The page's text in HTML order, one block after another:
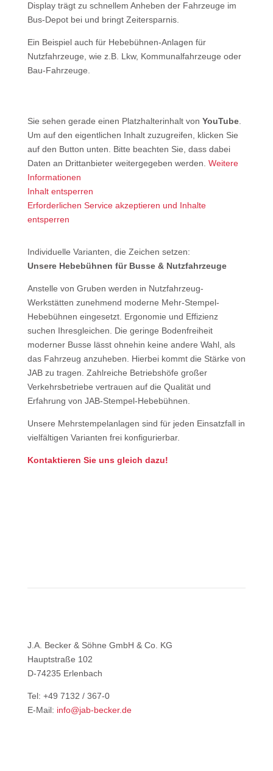
Display trägt zu schnellem Anheben der Fahrzeuge im
Bus-Depot bei und bringt Zeitersparnis.
Ein Beispiel auch für Hebebühnen-Anlagen für
Nutzfahrzeuge, wie z.B. Lkw, Kommunalfahrzeuge oder
Bau-Fahrzeuge.
Sie sehen gerade einen Platzhalterinhalt von YouTube.
Um auf den eigentlichen Inhalt zuzugreifen, klicken Sie
auf den Button unten. Bitte beachten Sie, dass dabei
Daten an Drittanbieter weitergegeben werden. Weitere
Informationen
Inhalt entsperren
Erforderlichen Service akzeptieren und Inhalte
entsperren
Individuelle Varianten, die Zeichen setzen:
Unsere Hebebühnen für Busse & Nutzfahrzeuge
Anstelle von Gruben werden in Nutzfahrzeug-
Werkstätten zunehmend moderne Mehr-Stempel-
Hebebühnen eingesetzt. Ergonomie und Effizienz
suchen Ihresgleichen. Die geringe Bodenfreiheit
moderner Busse lässt ohnehin keine andere Wahl, als
das Fahrzeug anzuheben. Hierbei kommt die Stärke von
JAB zu tragen. Zahlreiche Betriebshöfe großer
Verkehrsbetriebe vertrauen auf die Qualität und
Erfahrung von JAB-Stempel-Hebebühnen.
Unsere Mehrstempelanlagen sind für jeden Einsatzfall in
vielfältigen Varianten frei konfigurierbar.
Kontaktieren Sie uns gleich dazu!
J.A. Becker & Söhne GmbH & Co. KG
Hauptstraße 102
D-74235 Erlenbach
Tel: +49 7132 / 367-0
E-Mail: info@jab-becker.de